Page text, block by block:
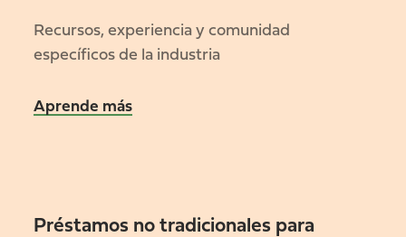
Recursos, experiencia y comunidad
específicos de la industria
Aprende más
Préstamos no tradicionales para